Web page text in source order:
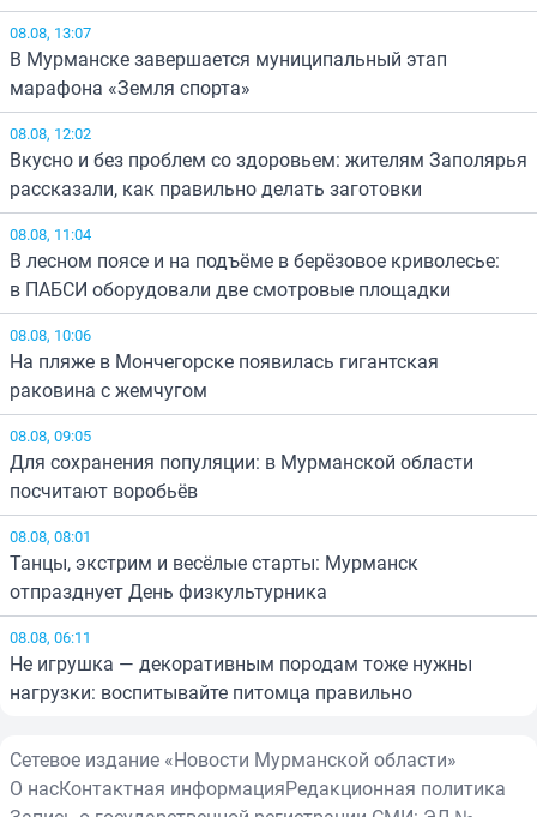
08.08, 13:07
В Мурманске завершается муниципальный этап
марафона «Земля спорта»
08.08, 12:02
Вкусно и без проблем со здоровьем: жителям Заполярья
рассказали, как правильно делать заготовки
08.08, 11:04
В лесном поясе и на подъёме в берёзовое криволесье:
в ПАБСИ оборудовали две смотровые площадки
08.08, 10:06
На пляже в Мончегорске появилась гигантская
раковина с жемчугом
08.08, 09:05
Для сохранения популяции: в Мурманской области
посчитают воробьёв
08.08, 08:01
Танцы, экстрим и весёлые старты: Мурманск
отпразднует День физкультурника
08.08, 06:11
Не игрушка — декоративным породам тоже нужны
нагрузки: воспитывайте питомца правильно
Сетевое издание «Новости Мурманской области»
О насКонтактная информацияРедакционная политика